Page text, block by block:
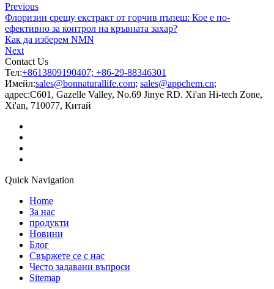
Previous
Флоризин срещу екстракт от горчив пъпеш: Кое е по-
ефективно за контрол на кръвната захар?
Как да изберем NMN
Next
Contact Us
Тел:+8613809190407; +86-29-88346301
Имейл:sales@bonnaturallife.com; sales@appchem.cn;
адрес:C601, Gazelle Valley, No.69 Jinye RD. Xi'an Hi-tech Zone,
Xi'an, 710077, Китай
Quick Navigation
Home
За нас
продукти
Новини
Блог
Свържете се с нас
Често задавани въпроси
Sitemap